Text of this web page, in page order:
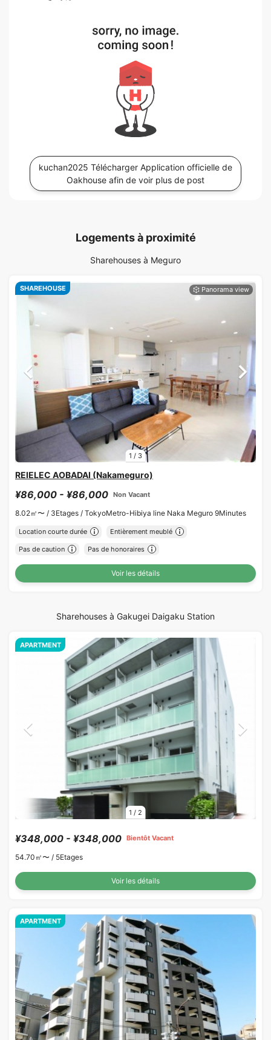
kuchan2025 Télécharger Application officielle de
Oakhouse afin de voir plus de post
Logements à proximité
Sharehouses à Meguro
1 / 3
SHAREHOUSE
REIELEC AOBADAI (Nakameguro)
¥86,000 - ¥86,000 Non Vacant
8.02㎡〜 / 3Etages / TokyoMetro-Hibiya line Naka Meguro 9Minutes
Location courte durée Entièrement meublé
Pas de caution Pas de honoraires
Voir les détails
Sharehouses à Gakugei Daigaku Station
1 / 2
APARTMENT
¥348,000 - ¥348,000 Bientôt Vacant
54.70㎡〜 / 5Etages
Voir les détails
APARTMENT